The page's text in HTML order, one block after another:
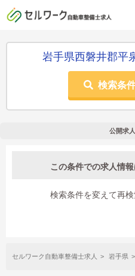
岩手県西磐井郡平
検索条
公開求
この条件での求人情
検索条件を変えて再検
セルワーク自動車整備士求人 岩手県